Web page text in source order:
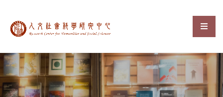
中央研究院人文社會科選
:::